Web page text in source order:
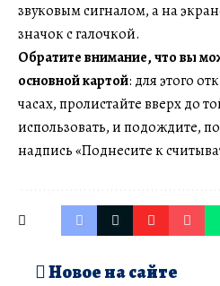
звуковым сигналом, а на
значок с галочкой.
Обратите внимание, что вы
основной картой: для этого
часах, пролистайте вверх до
использовать, и подождите,
надпись «Поднесите к
Новое на сайте